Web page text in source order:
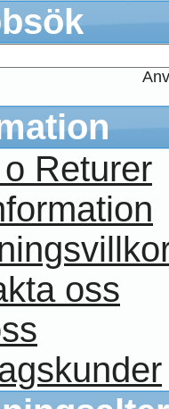
Returer
oss